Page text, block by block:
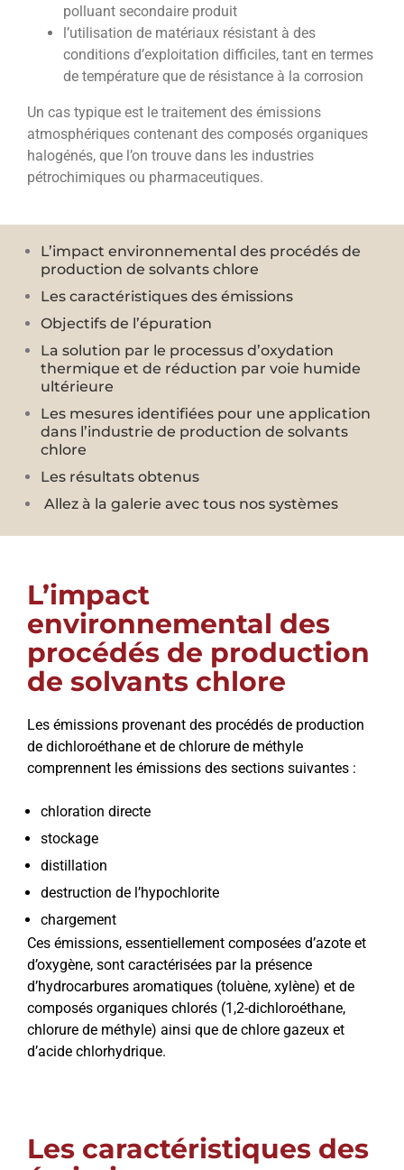
L’impact environnemental des procédés de
production de solvants chlore
Les caractéristiques des émissions
Objectifs de l’épuration
La solution par le processus d’oxydation
thermique et de réduction par voie humide
ultérieure
Les mesures identifiées pour une application
dans l’industrie de production de solvants
chlore
Les résultats obtenus
Allez à la galerie avec tous nos systèmes
polluant secondaire produit
l’utilisation de matériaux résistant à des
conditions d’exploitation difficiles, tant en termes
de température que de résistance à la corrosion
Un cas typique est le traitement des émissions
atmosphériques contenant des composés organiques
halogénés, que l’on trouve dans les industries
pétrochimiques ou pharmaceutiques.
L’impact
environnemental des
procédés de production
de solvants chlore
Les émissions provenant des procédés de production
de dichloroéthane et de chlorure de méthyle
comprennent les émissions des sections suivantes :
chloration directe
stockage
distillation
destruction de l’hypochlorite
chargement
Ces émissions, essentiellement composées d’azote et
d’oxygène, sont caractérisées par la présence
d’hydrocarbures aromatiques (toluène, xylène) et de
composés organiques chlorés (1,2-dichloroéthane,
chlorure de méthyle) ainsi que de chlore gazeux et
d’acide chlorhydrique.
Les caractéristiques des